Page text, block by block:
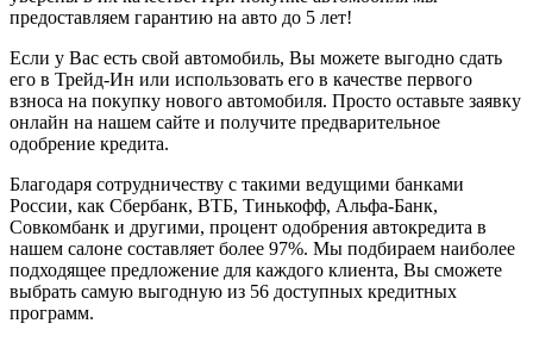
предоставляем гарантию на авто до 5 лет!
Если у Вас есть свой автомобиль, Вы можете выгодно сдать
его в Трейд-Ин или использовать его в качестве первого
взноса на покупку нового автомобиля. Просто оставьте заявку
онлайн на нашем сайте и получите предварительное
одобрение кредита.
Благодаря сотрудничеству с такими ведущими банками
России, как Сбербанк, ВТБ, Тинькофф, Альфа-Банк,
Совкомбанк и другими, процент одобрения автокредита в
нашем салоне составляет более 97%. Мы подбираем наиболее
подходящее предложение для каждого клиента, Вы сможете
выбрать самую выгодную из 56 доступных кредитных
программ.